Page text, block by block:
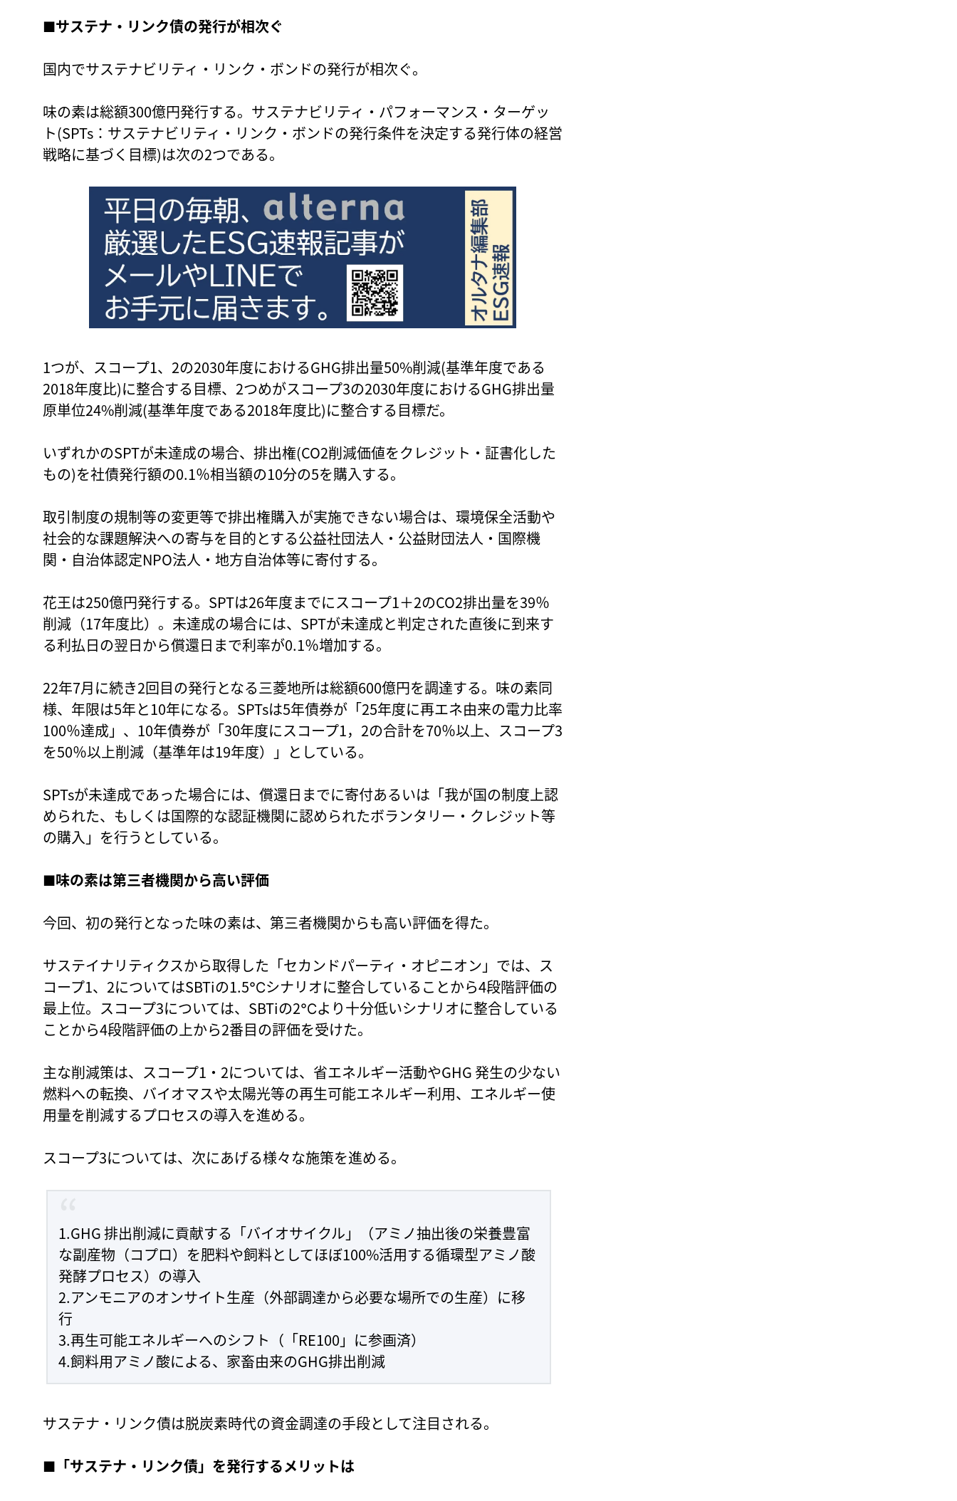
■サステナ・リンク債の発行が相次ぐ
国内でサステナビリティ・リンク・ボンドの発行が相次ぐ。
味の素は総額300億円発行する。サステナビリティ・パフォーマンス・ターゲッ
ト(SPTs：サステナビリティ・リンク・ボンドの発行条件を決定する発行体の経営
戦略に基づく目標)は次の2つである。
1つが、スコープ1、2の2030年度におけるGHG排出量50%削減(基準年度である
2018年度比)に整合する目標、2つめがスコープ3の2030年度におけるGHG排出量
原単位24%削減(基準年度である2018年度比)に整合する目標だ。
いずれかのSPTが未達成の場合、排出権(CO2削減価値をクレジット・証書化した
もの)を社債発行額の0.1％相当額の10分の5を購入する。
取引制度の規制等の変更等で排出権購入が実施できない場合は、環境保全活動や
社会的な課題解決への寄与を目的とする公益社団法人・公益財団法人・国際機
関・自治体認定NPO法人・地方自治体等に寄付する。
花王は250億円発行する。SPTは26年度までにスコープ1＋2のCO2排出量を39％
削減（17年度比）。未達成の場合には、SPTが未達成と判定された直後に到来す
る利払日の翌日から償還日まで利率が0.1％増加する。
22年7月に続き2回目の発行となる三菱地所は総額600億円を調達する。味の素同
様、年限は5年と10年になる。SPTsは5年債券が「25年度に再エネ由来の電力比率
100％達成」、10年債券が「30年度にスコープ1，2の合計を70％以上、スコープ3
を50％以上削減（基準年は19年度）」としている。
SPTsが未達成であった場合には、償還日までに寄付あるいは「我が国の制度上認
められた、もしくは国際的な認証機関に認められたボランタリー・クレジット等
の購入」を行うとしている。
■味の素は第三者機関から高い評価
今回、初の発行となった味の素は、第三者機関からも高い評価を得た。
サステイナリティクスから取得した「セカンドパーティ・オピニオン」では、ス
コープ1、2についてはSBTiの1.5℃シナリオに整合していることから4段階評価の
最上位。スコープ3については、SBTiの2℃より十分低いシナリオに整合している
ことから4段階評価の上から2番目の評価を受けた。
主な削減策は、スコープ1・2については、省エネルギー活動やGHG 発生の少ない
燃料への転換、バイオマスや太陽光等の再生可能エネルギー利用、エネルギー使
用量を削減するプロセスの導入を進める。
スコープ3については、次にあげる様々な施策を進める。
1.GHG 排出削減に貢献する「バイオサイクル」（アミノ抽出後の栄養豊富
な副産物（コプロ）を肥料や飼料としてほぼ100%活用する循環型アミノ酸
発酵プロセス）の導入
2.アンモニアのオンサイト生産（外部調達から必要な場所での生産）に移
行
3.再生可能エネルギーへのシフト（「RE100」に参画済）
4.飼料用アミノ酸による、家畜由来のGHG排出削減
サステナ・リンク債は脱炭素時代の資金調達の手段として注目される。
■「サステナ・リンク債」を発行するメリットは